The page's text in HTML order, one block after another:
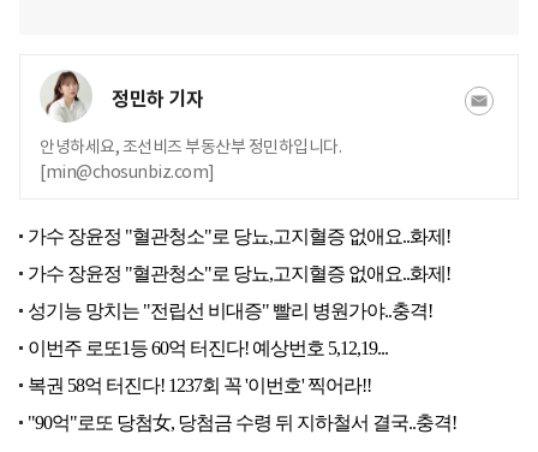
정민하 기자
안녕하세요, 조선비즈 부동산부 정민하입니다.
[min@chosunbiz.com]